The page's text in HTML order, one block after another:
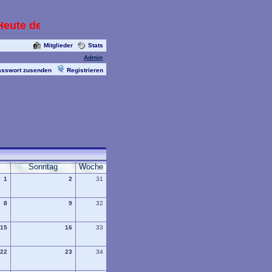
den 14.05.2013 mit Livecam die alle paar
Mitglieder
Stats
Admin
zusenden Registrieren
Sonntag Woche
1 2 31
8 9 32
15 16 33
22 23 34